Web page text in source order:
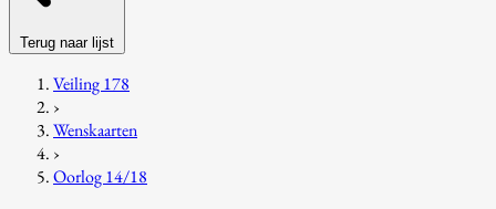
Terug naar lijst
Veiling 178
›
Wenskaarten
›
Oorlog 14/18